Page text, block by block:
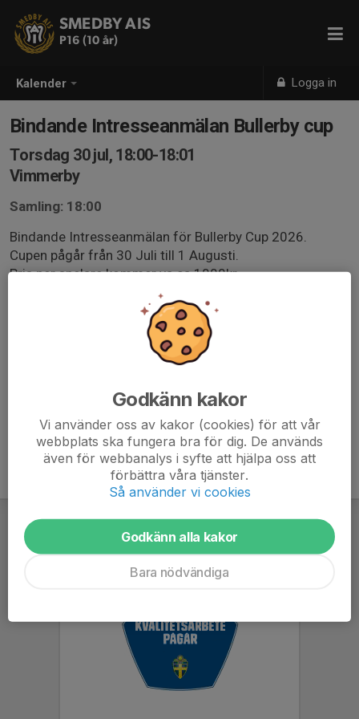
Kalender Logga in
SMEDBY AIS
P16 (10 år)
Bindande Intresseanmälan Bullerby cup
Torsdag 30 jul, 18:00-18:01
Vimmerby
Samling: 18:00
Bindande Intresseanmälan för Bullerby Cup 2026.
Cupen pågår från 30 Juli till 1 Augusti.
Pris per spelare kommer va ca 1000kr
För att veta hur många lag vi ska anmäla ber vi er att
svara på denna intresseanmälan.
Föräldrars närvaro på cupen obligatorisk!
Godkänn kakor
Vi använder oss av kakor (cookies) för att vår
webbplats ska fungera bra för dig. De används
även för webbanalys i syfte att hjälpa oss att
förbättra våra tjänster.
Så använder vi cookies
Godkänn alla kakor
Bara nödvändiga